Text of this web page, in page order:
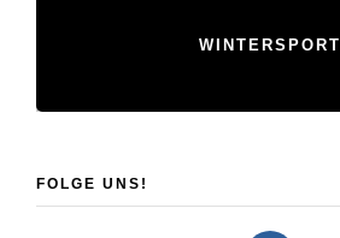
WINTERSPORT
FOLGE UNS!